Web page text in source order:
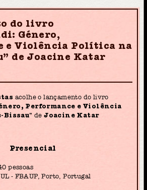
do livro
Género,
e Violência Política na
de Joacine Katar
acolhe o lançamento do livro
Performance e Violência
Bissau” deJoacine Katar
Presencial
pessoas
- FBAUP, Porto, Portugal